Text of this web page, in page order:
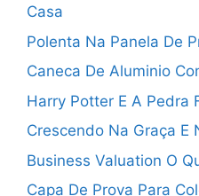
Casa
Polenta Na Panela De
Caneca De Aluminio
Harry Potter E A Pedra
Crescendo Na Graça E
Business Valuation O
Capa De Prova Para